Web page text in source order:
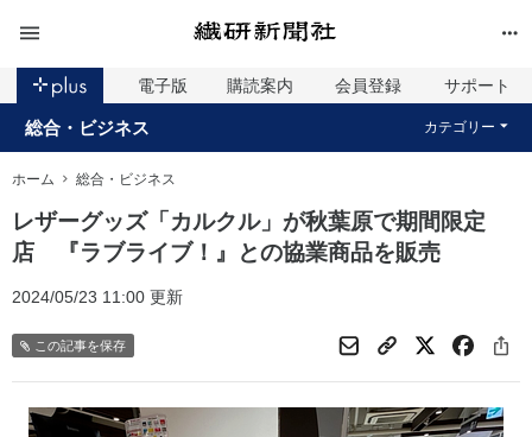
電子版 購読案内 会員登録 サポート
総合・ビジネス カテゴリー
ホーム 総合・ビジネス
レザーグッズ「カルクル」が秋葉原で期間限定
店 『ラブライブ！』との協業商品を販売
2024/05/23 11:00 更新
この記事を保存